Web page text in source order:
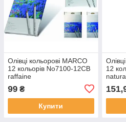
Олівці кольорові MARCO
12 кольорів No7100-12CB
raffaine
99 ₴
Купити
12